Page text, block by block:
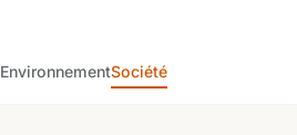
EnvironnementSociété